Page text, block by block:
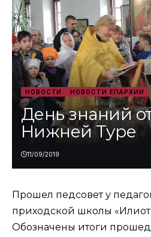
НОВОСТИ НОВОСТИ ЕПАРХИИ
День знаний
Нижней Туре
11/09/2019
Прошел педсовет у
приходской школы
Обозначены итоги